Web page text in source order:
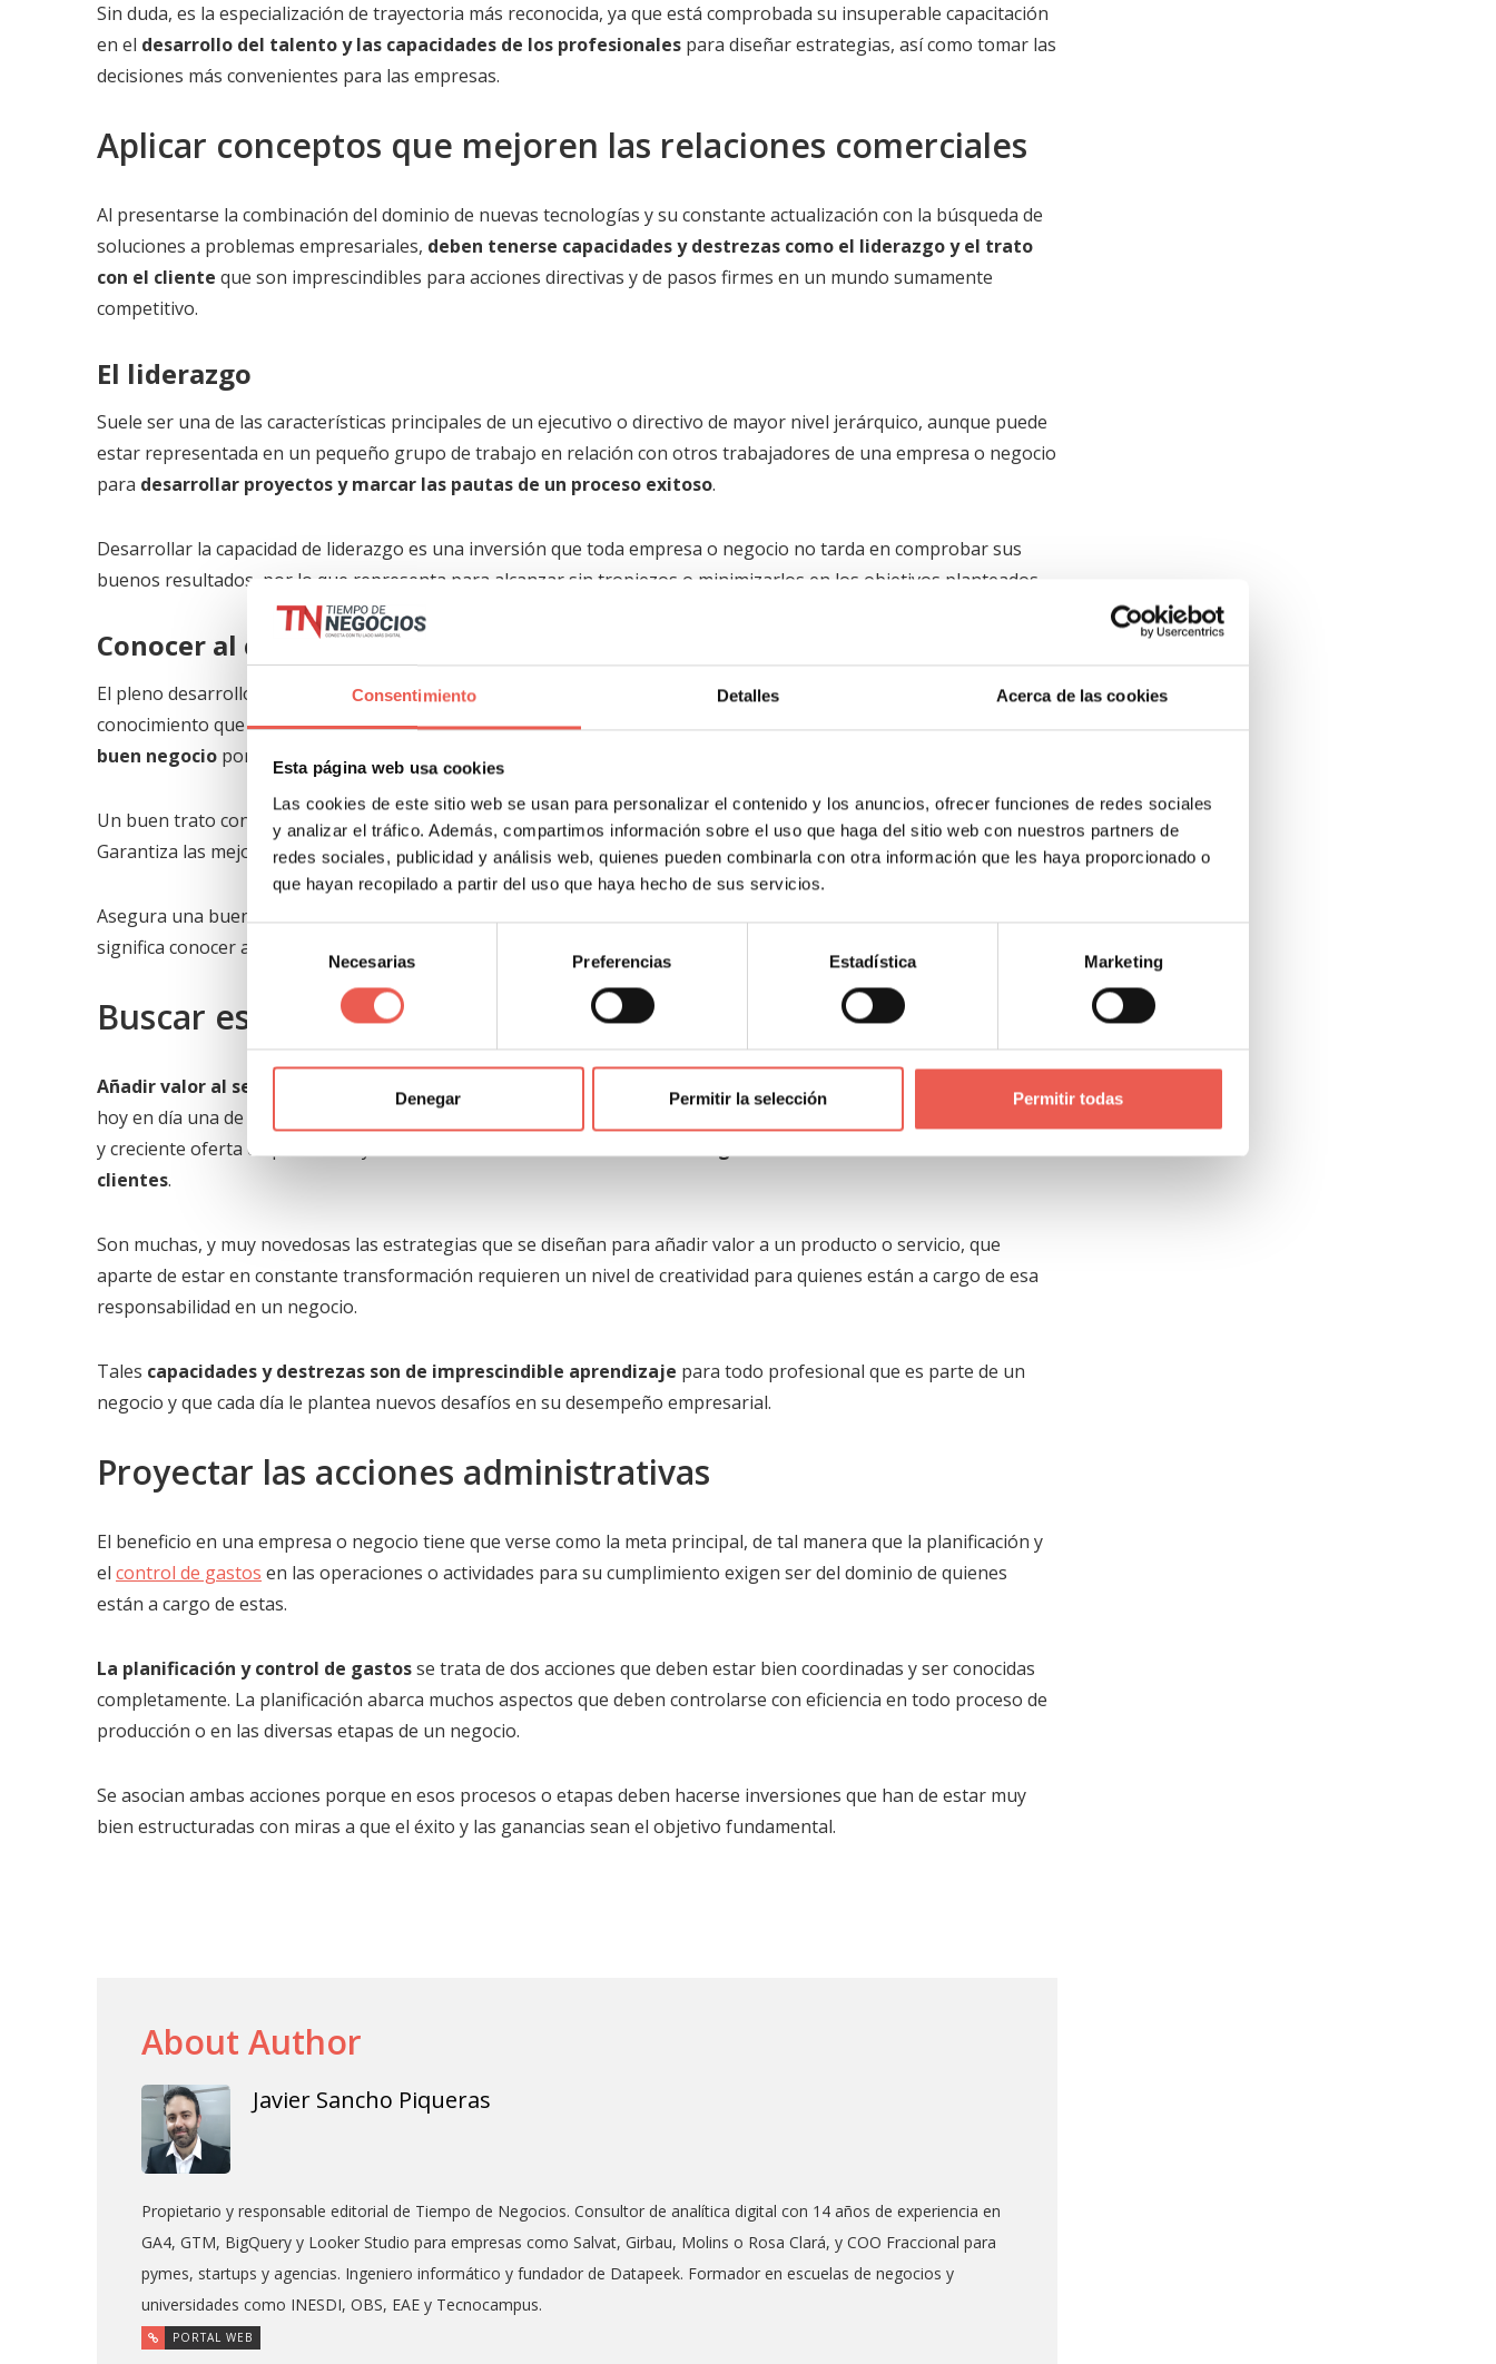
Consentimiento Detalles Acerca de las cookies
Esta página web usa cookies
Las cookies de este sitio web se usan para personalizar el contenido y los anuncios, ofrecer funciones de redes sociales
y analizar el tráfico. Además, compartimos información sobre el uso que haga del sitio web con nuestros partners de
redes sociales, publicidad y análisis web, quienes pueden combinarla con otra información que les haya proporcionado o
que hayan recopilado a partir del uso que haya hecho de sus servicios.
consentimiento
Necesarias Preferencias Estadística Marketing
Denegar Permitir la selección Permitir todas
Sin duda, es la especialización de trayectoria más reconocida, ya que está comprobada su insuperable capacitación
en el desarrollo del talento y las capacidades de los profesionales para diseñar estrategias, así como tomar las
decisiones más convenientes para las empresas.
Aplicar conceptos que mejoren las relaciones comerciales
Al presentarse la combinación del dominio de nuevas tecnologías y su constante actualización con la búsqueda de
soluciones a problemas empresariales, deben tenerse capacidades y destrezas como el liderazgo y el trato
con el cliente que son imprescindibles para acciones directivas y de pasos firmes en un mundo sumamente
competitivo.
El liderazgo
Suele ser una de las características principales de un ejecutivo o directivo de mayor nivel jerárquico, aunque puede
estar representada en un pequeño grupo de trabajo en relación con otros trabajadores de una empresa o negocio
para desarrollar proyectos y marcar las pautas de un proceso exitoso.
Desarrollar la capacidad de liderazgo es una inversión que toda empresa o negocio no tarda en comprobar sus
buenos resultados, por lo que representa para alcanzar sin tropiezos o minimizarlos en los objetivos planteados.
Conocer al cliente
El pleno desarrollo de un negocio, hacerlo pujante y bien establecido para ganar, depende en buena medida del
conocimiento que se tenga de los clientes.Tener y aprovechar ese conocimiento asegura las virtudes de un
buen negocio por todos los beneficios que implica.
Un buen trato con el cliente conlleva saber lo que le gusta y lo que no, por lo tanto se domina lo que le interesa.
Garantiza las mejores recomendaciones y su fidelidad al producto o a la marca del servicio o fabricante.
Asegura una buena imagen ante el público y se obtienen mayores ganancias como el mejor resultado de cuanto
significa conocer al cliente.
Buscar estrategias que añadan valor al producto
Añadir valor al servicio o productosignifica dotar de características o beneficios específicos a lo que se ofrece es
hoy en día una de las más rigurosas exigencias del mercado y del mundo empresarial y de los negocios. La inmensa
y creciente oferta de productos y servicios muchas veces
clientes.
Son muchas, y muy novedosas las estrategias que se diseñan para añadir valor a un producto o servicio, que
aparte de estar en constante transformación requieren un nivel de creatividad para quienes están a cargo de esa
responsabilidad en un negocio.
Tales capacidades y destrezas son de imprescindible aprendizaje para todo profesional que es parte de un
negocio y que cada día le plantea nuevos desafíos en su desempeño empresarial.
Proyectar las acciones administrativas
El beneficio en una empresa o negocio tiene que verse como la meta principal, de tal manera que la planificación y
el control de gastos en las operaciones o actividades para su cumplimiento exigen ser del dominio de quienes
están a cargo de estas.
La planificación y control de gastosse trata de dos acciones que deben estar bien coordinadas y ser conocidas
completamente. La planificación abarca muchos aspectos que deben controlarse con eficiencia en todo proceso de
producción o en las diversas etapas de un negocio.
Se asocian ambas acciones porque en esos procesos o etapas deben hacerse inversiones que han de estar muy
bien estructuradas con miras a que el éxito y las ganancias sean el objetivo fundamental.
About Author
Javier Sancho Piqueras
Propietario y responsable editorial de Tiempo de Negocios. Consultor de analítica digital con 14 años de experiencia en
GA4, GTM, BigQuery y Looker Studio para empresas como Salvat, Girbau, Molins o Rosa Clará, y COO Fraccional para
pymes, startups y agencias. Ingeniero informático y fundador de Datapeek. Formador en escuelas de negocios y
universidades como INESDI, OBS, EAE y Tecnocampus.
PORTAL WEB